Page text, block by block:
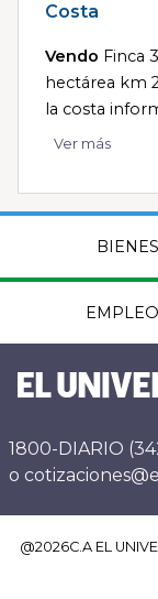
Costa
Vendo Finca
hectárea km
la costa
Ver más
BIENES
1800-DIARIO
o
@2026C.A EL